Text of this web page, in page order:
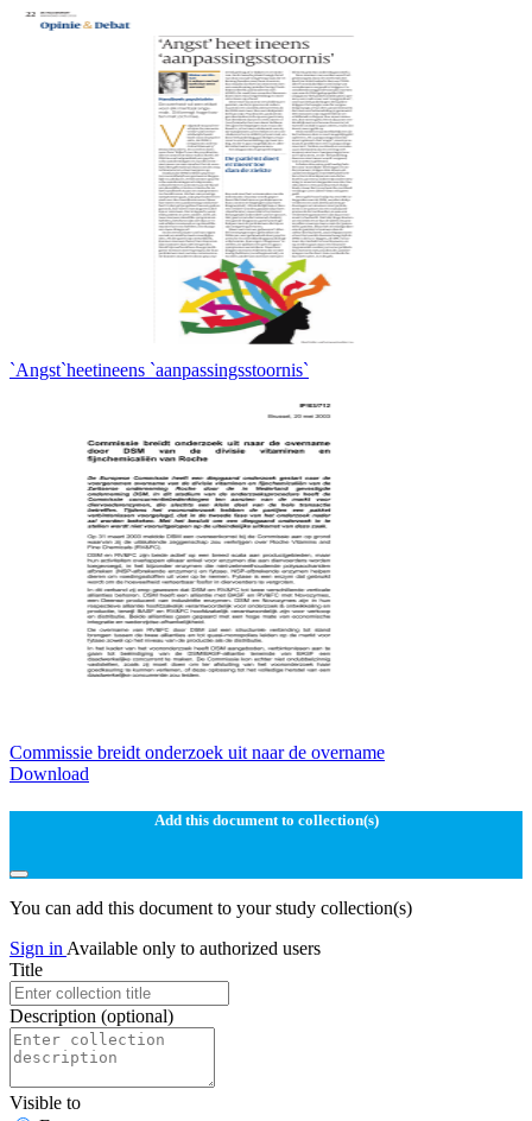
`Angst`heetineens `aanpassingsstoornis`
Commissie breidt onderzoek uit naar de overname
Download
Add this document to collection(s)
You can add this document to your study collection(s)
Sign in Available only to authorized users
Title
Description (optional)
Visible to